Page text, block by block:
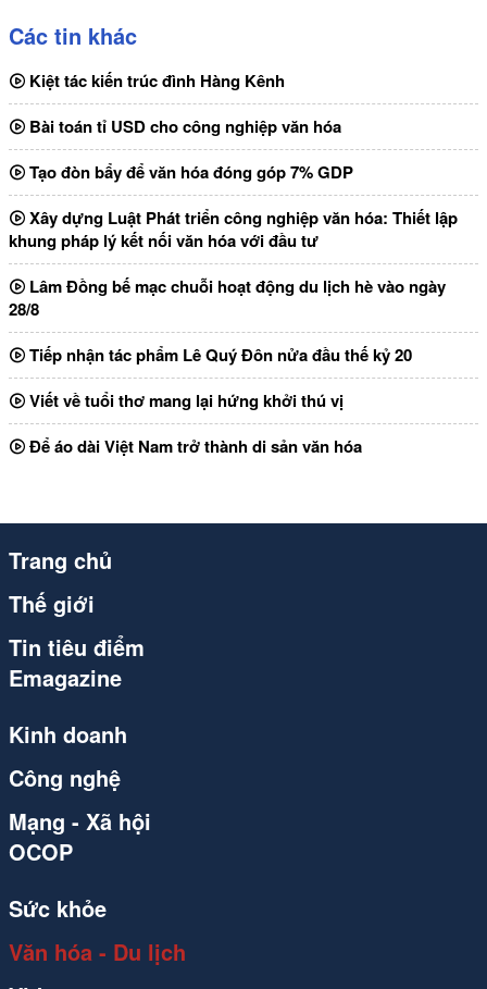
Các tin khác
Kiệt tác kiến trúc đình Hàng Kênh
Bài toán tỉ USD cho công nghiệp văn hóa
Tạo đòn bẩy để văn hóa đóng góp 7% GDP
Xây dựng Luật Phát triển công nghiệp văn hóa: Thiết lập
khung pháp lý kết nối văn hóa với đầu tư
Lâm Đồng bế mạc chuỗi hoạt động du lịch hè vào ngày
28/8
Tiếp nhận tác phẩm Lê Quý Đôn nửa đầu thế kỷ 20
Viết về tuổi thơ mang lại hứng khởi thú vị
Để áo dài Việt Nam trở thành di sản văn hóa
Trang chủ
Thế giới
Tin tiêu điểm
Emagazine
Kinh doanh
Công nghệ
Mạng - Xã hội
OCOP
Sức khỏe
Văn hóa - Du lịch